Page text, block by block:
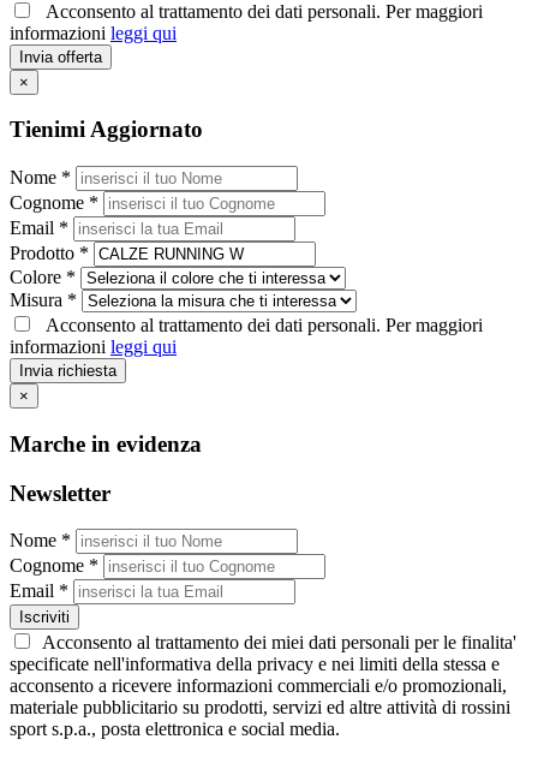
Acconsento al trattamento dei dati personali. Per maggiori
informazioni leggi qui
Invia offerta
×
Tienimi Aggiornato
Nome *
Cognome *
Email *
Prodotto *
Colore *
Misura *
Acconsento al trattamento dei dati personali. Per maggiori
informazioni leggi qui
Invia richiesta
×
Marche in evidenza
Newsletter
Nome *
Cognome *
Email *
Iscriviti
Acconsento al trattamento dei miei dati personali per le finalita'
specificate nell'informativa della privacy e nei limiti della stessa e
acconsento a ricevere informazioni commerciali e/o promozionali,
materiale pubblicitario su prodotti, servizi ed altre attività di rossini
sport s.p.a., posta elettronica e social media.